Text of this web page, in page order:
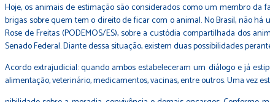
Hoje, os animais de estimação são considerados como um membro
brigas sobre quem tem o direito de ficar com o animal. No Brasil, não
Rose de Freitas (PODEMOS/ES), sobre a custódia compartilhada dos
Senado Federal. Diante dessa situação, existem duas possibilidades
Acordo extrajudicial: quando ambos estabeleceram um diálogo e já
alimentação, veterinário, medicamentos, vacinas, entre outros. Uma vez